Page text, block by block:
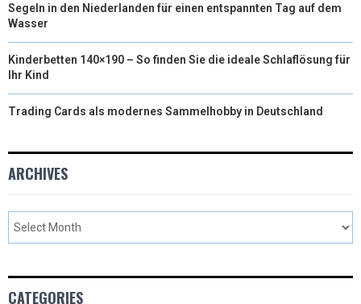
Segeln in den Niederlanden für einen entspannten Tag auf dem
Wasser
Kinderbetten 140×190 – So finden Sie die ideale Schlaflösung für
Ihr Kind
Trading Cards als modernes Sammelhobby in Deutschland
ARCHIVES
CATEGORIES